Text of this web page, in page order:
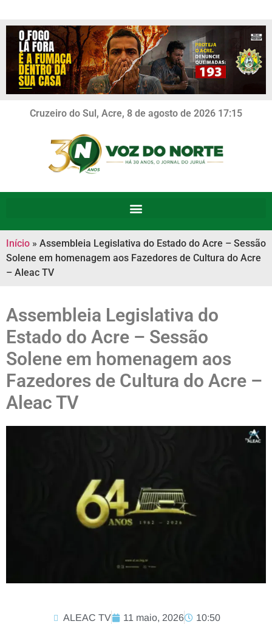
Cruzeiro do Sul, Acre, 8 de agosto de 2026 17:15
Início » Assembleia Legislativa do Estado do Acre – Sessão
Solene em homenagem aos Fazedores de Cultura do Acre
– Aleac TV
Assembleia Legislativa do
Estado do Acre – Sessão
Solene em homenagem aos
Fazedores de Cultura do Acre –
Aleac TV
ALEAC TV 11 maio, 2026 10:50